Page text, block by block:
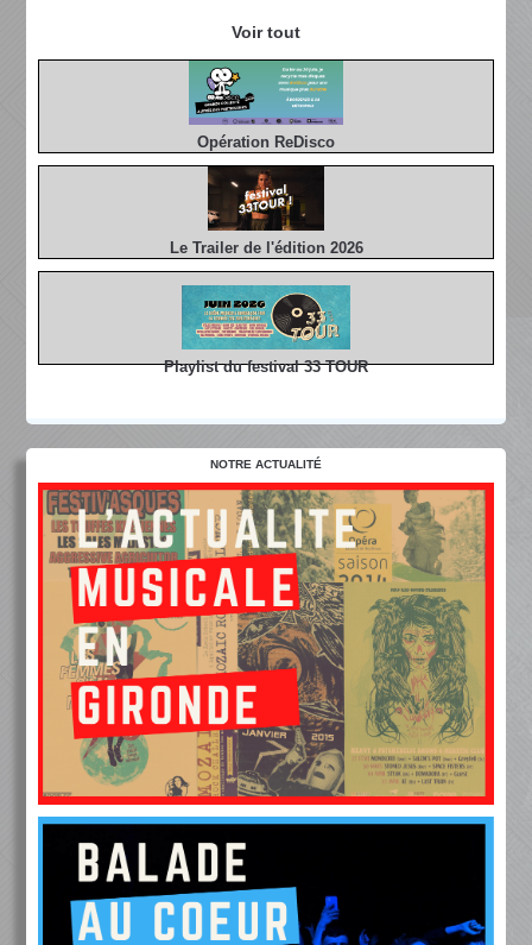
Voir tout
Opération ReDisco
Le Trailer de l'édition 2026
Playlist du festival 33 TOUR
NOTRE ACTUALITÉ